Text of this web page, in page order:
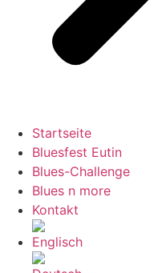
Startseite
Bluesfest Eutin
Blues-Challenge
Blues n more
Kontakt